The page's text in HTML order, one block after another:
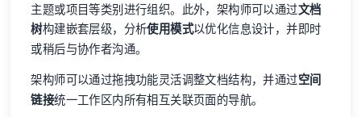
主题或项目等类别进行组织。此外，架构师可以通过文档
树构建嵌套层级，分析使用模式以优化信息设计，并即时
或稍后与协作者沟通。
架构师可以通过拖拽功能灵活调整文档结构，并通过空间
链接统一工作区内所有相互关联页面的导航。